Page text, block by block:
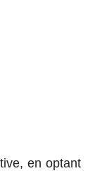
en optant